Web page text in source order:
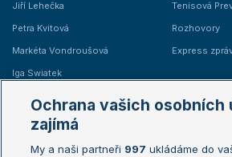
Jiří Lehečka
Petra Kvitová
Markéta Vondroušová
Iga Swiatek
Tenisová
Rozhovory
Express
Žebříčky
Žebříček ATP (muži)
Australian
Ochrana vašich osobních
zajímá
My a naši partneři 997 ukládáme do